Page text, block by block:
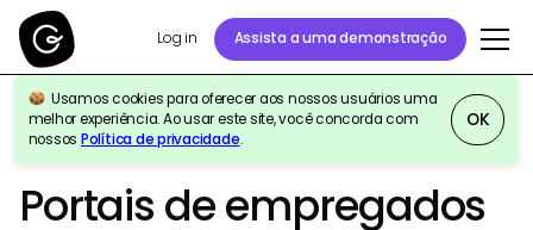
Log in Assista a uma demonstração
Usamos cookies para oferecer aos nossos usuários uma
melhor experiência. Ao usar este site, você concorda com
nossos Política de privacidade.
OK
GURU PARA HUBS DE EQUIPE
Portais de empregados